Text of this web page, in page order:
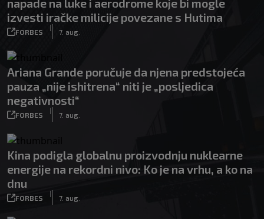
napade na luke i aerodrome koje bi mogle
izvesti iračke milicije povezane s Hutima
FORBES
|
7. aug.
Ariana Grande poručuje da njena predstojeća
pauza „nije ishitrena“ niti je „posljedica
negativnosti“
FORBES
|
7. aug.
Kina podigla globalnu proizvodnju nuklearne
energije na rekordni nivo: Ko je na vrhu, a ko na
dnu
FORBES
|
7. aug.